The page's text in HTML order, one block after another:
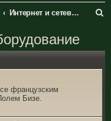
Интернет и сетевое оборудование
французским
Бизе.